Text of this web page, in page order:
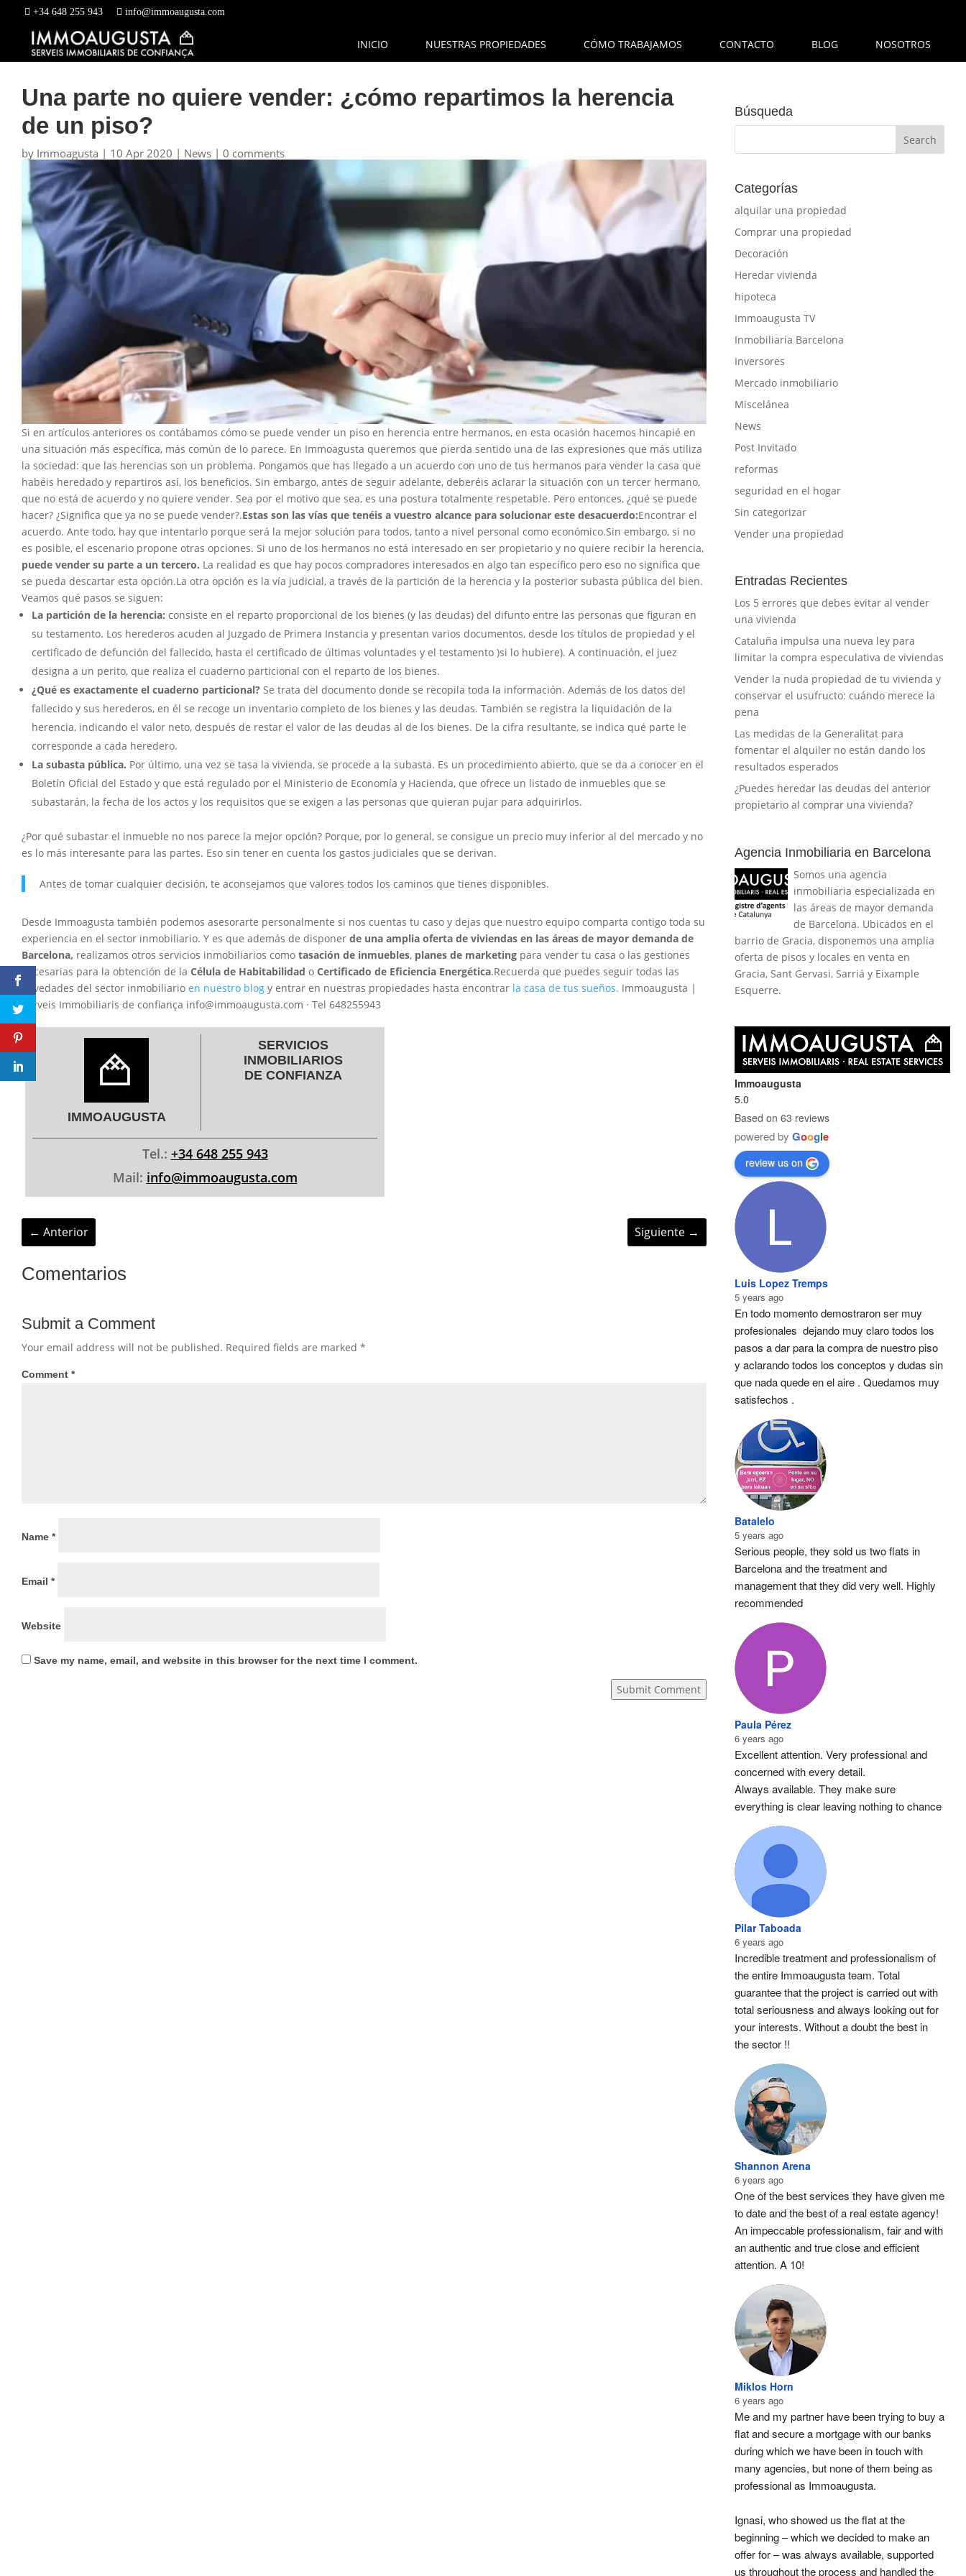
+34 648 255 943 info@immoaugusta.com
INICIO NUESTRAS PROPIEDADES CÓMO TRABAJAMOS CONTACTO BLOG NOSOTROS
Una parte no quiere vender: ¿cómo repartimos la herencia
de un piso?
by Immoagusta | 10 Apr 2020 | News | 0 comments
Si en artículos anteriores os contábamos cómo se puede vender un piso en herencia entre hermanos, en esta ocasión hacemos hincapié en
una situación más específica, más común de lo parece. En Immoagusta queremos que pierda sentido una de las expresiones que más utiliza
la sociedad: que las herencias son un problema. Pongamos que has llegado a un acuerdo con uno de tus hermanos para vender la casa que
habéis heredado y repartiros así, los beneficios. Sin embargo, antes de seguir adelante, deberéis aclarar la situación con un tercer hermano,
que no está de acuerdo y no quiere vender. Sea por el motivo que sea, es una postura totalmente respetable. Pero entonces, ¿qué se puede
hacer? ¿Significa que ya no se puede vender?.Estas son las vías que tenéis a vuestro alcance para solucionar este desacuerdo:Encontrar el
acuerdo. Ante todo, hay que intentarlo porque será la mejor solución para todos, tanto a nivel personal como económico.Sin embargo, si no
es posible, el escenario propone otras opciones. Si uno de los hermanos no está interesado en ser propietario y no quiere recibir la herencia,
puede vender su parte a un tercero. La realidad es que hay pocos compradores interesados en algo tan específico pero eso no significa que
se pueda descartar esta opción.La otra opción es la vía judicial, a través de la partición de la herencia y la posterior subasta pública del bien.
Veamos qué pasos se siguen:
La partición de la herencia: consiste en el reparto proporcional de los bienes (y las deudas) del difunto entre las personas que figuran en
su testamento. Los herederos acuden al Juzgado de Primera Instancia y presentan varios documentos, desde los títulos de propiedad y el
certificado de defunción del fallecido, hasta el certificado de últimas voluntades y el testamento )si lo hubiere). A continuación, el juez
designa a un perito, que realiza el cuaderno particional con el reparto de los bienes.
¿Qué es exactamente el cuaderno particional? Se trata del documento donde se recopila toda la información. Además de los datos del
fallecido y sus herederos, en él se recoge un inventario completo de los bienes y las deudas. También se registra la liquidación de la
herencia, indicando el valor neto, después de restar el valor de las deudas al de los bienes. De la cifra resultante, se indica qué parte le
corresponde a cada heredero.
La subasta pública. Por último, una vez se tasa la vivienda, se procede a la subasta. Es un procedimiento abierto, que se da a conocer en el
Boletín Oficial del Estado y que está regulado por el Ministerio de Economía y Hacienda, que ofrece un listado de inmuebles que se
subastarán, la fecha de los actos y los requisitos que se exigen a las personas que quieran pujar para adquirirlos.
¿Por qué subastar el inmueble no nos parece la mejor opción? Porque, por lo general, se consigue un precio muy inferior al del mercado y no
es lo más interesante para las partes. Eso sin tener en cuenta los gastos judiciales que se derivan.
Antes de tomar cualquier decisión, te aconsejamos que valores todos los caminos que tienes disponibles.
Desde Immoagusta también podemos asesorarte personalmente si nos cuentas tu caso y dejas que nuestro equipo comparta contigo toda su
experiencia en el sector inmobiliario. Y es que además de disponer de una amplia oferta de viviendas en las áreas de mayor demanda de
Barcelona, realizamos otros servicios inmobiliarios como tasación de inmuebles, planes de marketing para vender tu casa o las gestiones
necesarias para la obtención de la Célula de Habitabilidad o Certificado de Eficiencia Energética.Recuerda que puedes seguir todas las
novedades del sector inmobiliario en nuestro blog y entrar en nuestras propiedades hasta encontrar la casa de tus sueños. Immoaugusta |
Serveis Immobiliaris de confiança info@immoaugusta.com · Tel 648255943
IMMOAUGUSTA
SERVICIOS
INMOBILIARIOS
DE CONFIANZA
Tel.: +34 648 255 943
Mail: info@immoaugusta.com
← Anterior Siguiente →
Comentarios
Submit a Comment
Your email address will not be published. Required fields are marked *
Comment *
Name *
Email *
Website
Save my name, email, and website in this browser for the next time I comment.
Submit Comment
Búsqueda
Categorías
alquilar una propiedad
Comprar una propiedad
Decoración
Heredar vivienda
hipoteca
Immoaugusta TV
Inmobiliaria Barcelona
Inversores
Mercado inmobiliario
Miscelánea
News
Post Invitado
reformas
seguridad en el hogar
Sin categorizar
Vender una propiedad
Entradas Recientes
Los 5 errores que debes evitar al vender
una vivienda
Cataluña impulsa una nueva ley para
limitar la compra especulativa de viviendas
Vender la nuda propiedad de tu vivienda y
conservar el usufructo: cuándo merece la
pena
Las medidas de la Generalitat para
fomentar el alquiler no están dando los
resultados esperados
¿Puedes heredar las deudas del anterior
propietario al comprar una vivienda?
Agencia Inmobiliaria en Barcelona
Somos una agencia
inmobiliaria especializada en
las áreas de mayor demanda
de Barcelona. Ubicados en el
barrio de Gracia, disponemos una amplia
oferta de pisos y locales en venta en
Gracia, Sant Gervasi, Sarriá y Eixample
Esquerre.
Immoaugusta
5.0
Based on 63 reviews
powered by Google
review us on
Luis Lopez Tremps
5 years ago
En todo momento demostraron ser muy
profesionales  dejando muy claro todos los
pasos a dar para la compra de nuestro piso
y aclarando todos los conceptos y dudas sin
que nada quede en el aire . Quedamos muy
satisfechos .
Batalelo
5 years ago
Serious people, they sold us two flats in
Barcelona and the treatment and
management that they did very well. Highly
recommended
Paula Pérez
6 years ago
Excellent attention. Very professional and
concerned with every detail.
Always available. They make sure
everything is clear leaving nothing to chance
Pilar Taboada
6 years ago
Incredible treatment and professionalism of
the entire Immoaugusta team. Total
guarantee that the project is carried out with
total seriousness and always looking out for
your interests. Without a doubt the best in
the sector !!
Shannon Arena
6 years ago
One of the best services they have given me
to date and the best of a real estate agency!
An impeccable professionalism, fair and with
an authentic and true close and efficient
attention. A 10!
Miklos Horn
6 years ago
Me and my partner have been trying to buy a
flat and secure a mortgage with our banks
during which we have been in touch with
many agencies, but none of them being as
professional as Immoaugusta.
Ignasi, who showed us the flat at the
beginning – which we decided to make an
offer for – was always available, supported
us throughout the process and handled the